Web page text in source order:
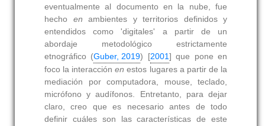
eventualmente al documento en la nube, fue
hecho en ambientes y territorios definidos y
entendidos como 'digitales' a partir de un
abordaje metodológico estrictamente
etnográfico (Guber, 2019) [2001] que pone en
foco la interacciónen estos lugares a partir de la
mediación por computadora, mouse, teclado,
micrófono y audífonos. Entretanto, para dejar
claro, creo que es necesario antes de todo
definir cuáles son las características de este